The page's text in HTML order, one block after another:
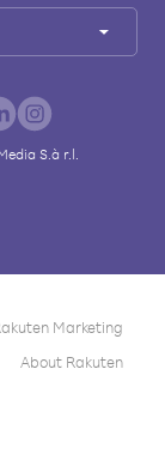
S.à r.l.
Marketing
About Rakuten